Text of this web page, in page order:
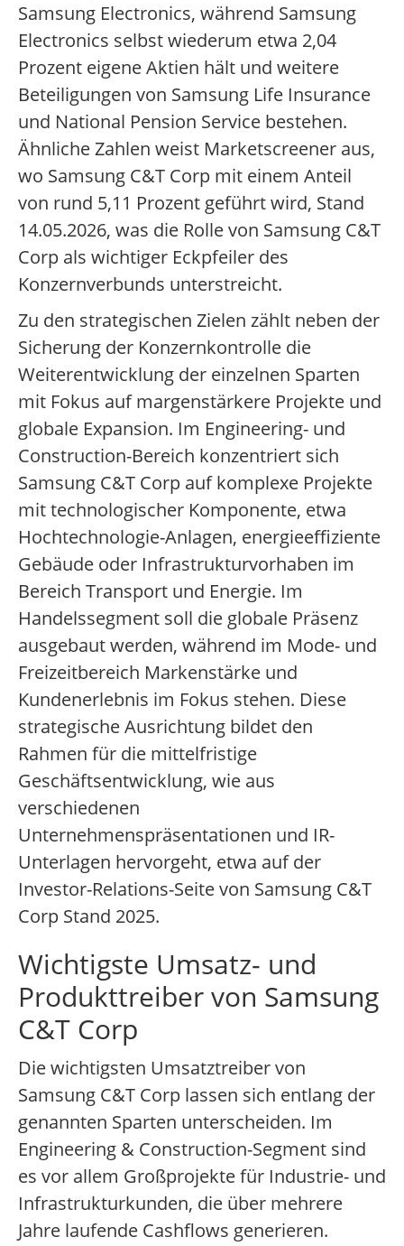
Samsung Electronics, während Samsung
Electronics selbst wiederum etwa 2,04
Prozent eigene Aktien hält und weitere
Beteiligungen von Samsung Life Insurance
und National Pension Service bestehen.
Ähnliche Zahlen weist Marketscreener aus,
wo Samsung C&T Corp mit einem Anteil
von rund 5,11 Prozent geführt wird, Stand
14.05.2026, was die Rolle von Samsung C&T
Corp als wichtiger Eckpfeiler des
Konzernverbunds unterstreicht.
Zu den strategischen Zielen zählt neben der
Sicherung der Konzernkontrolle die
Weiterentwicklung der einzelnen Sparten
mit Fokus auf margenstärkere Projekte und
globale Expansion. Im Engineering- und
Construction-Bereich konzentriert sich
Samsung C&T Corp auf komplexe Projekte
mit technologischer Komponente, etwa
Hochtechnologie-Anlagen, energieeffiziente
Gebäude oder Infrastrukturvorhaben im
Bereich Transport und Energie. Im
Handelssegment soll die globale Präsenz
ausgebaut werden, während im Mode- und
Freizeitbereich Markenstärke und
Kundenerlebnis im Fokus stehen. Diese
strategische Ausrichtung bildet den
Rahmen für die mittelfristige
Geschäftsentwicklung, wie aus
verschiedenen
Unternehmenspräsentationen und IR-
Unterlagen hervorgeht, etwa auf der
Investor-Relations-Seite von Samsung C&T
Corp Stand 2025.
Wichtigste Umsatz- und
Produkttreiber von Samsung
C&T Corp
Die wichtigsten Umsatztreiber von
Samsung C&T Corp lassen sich entlang der
genannten Sparten unterscheiden. Im
Engineering & Construction-Segment sind
es vor allem Großprojekte für Industrie- und
Infrastrukturkunden, die über mehrere
Jahre laufende Cashflows generieren.